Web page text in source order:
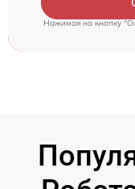
Нажимая на кнопку